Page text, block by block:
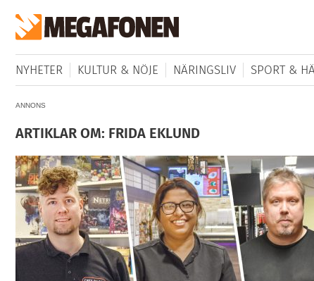
NYHETER KULTUR & NÖJE NÄRINGSLIV SPORT &
ANNONS
ARTIKLAR OM: FRIDA EKLUND